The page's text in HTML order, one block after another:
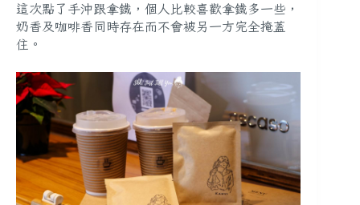
這次點了手沖跟拿鐵，個人比較喜歡拿鐵多一些，
奶香及咖啡香同時存在而不會被另一方完全掩蓋
住。